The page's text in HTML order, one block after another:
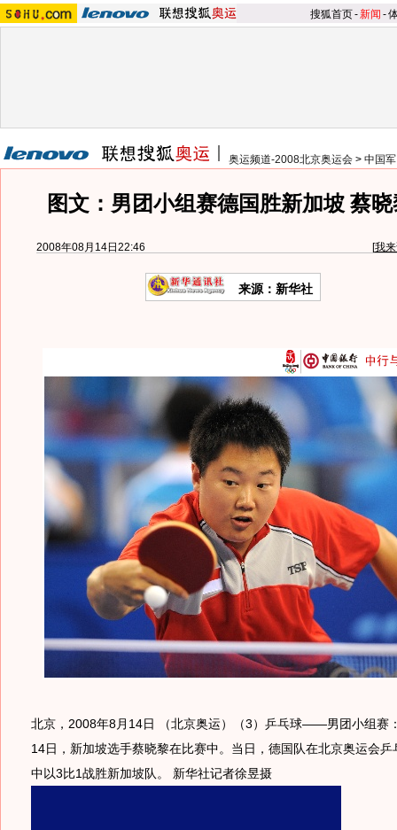
搜狐首页-新闻 -
奥运频道-2008北京奥运会 > 中国
图文：男团小组赛德国胜新加坡 蔡
2008年08月14日22:46 [我
来源：新华社
北京，2008年8月14日 （北京奥运）（3）乒乓球——男团小组赛
14日，新加坡选手蔡晓黎在比赛中。当日，德国队在北京奥运会
中以3比1战胜新加坡队。 新华社记者徐昱摄